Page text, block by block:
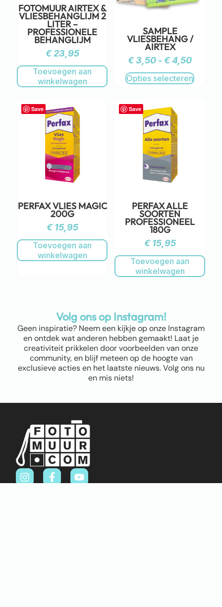
FOTOMUUR AIRTEX &
VLIESBEHANGLIJM 2
LITER –
PROFESSIONELE
BEHANGLIJM
€23,95
Toevoegen aan
winkelwagen
SAMPLE
VLIESBEHANG /
AIRTEX
€3,50 - €4,50
Opties selecteren
Save
PERFAX VLIES MAGIC
200G
€15,95
Toevoegen aan
winkelwagen
Save
PERFAX ALLE
SOORTEN
PROFESSIONEEL
180G
€15,95
Toevoegen aan
winkelwagen
Volg ons op Instagram!
Geen inspiratie? Neem een kijkje op onze Instagram
en ontdek wat anderen hebben gemaakt! Laat je
creativiteit prikkelen door voorbeelden van onze
community, en blijf meteen op de hoogte van
exclusieve acties en het laatste nieuws. Volg ons nu
en mis niets!